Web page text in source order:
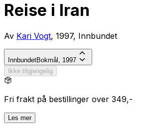
Reise i Iran
Av Kari Vogt, 1997, Innbundet
InnbundetBokmål, 1997
Ikke tilgjengelig
Fri frakt på bestillinger over 349,-
Les mer